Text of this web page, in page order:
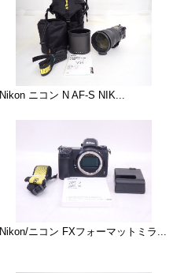
Nikon ニコン N AF-S NIK...
Nikon/ニコン FXフォーマットミラ...